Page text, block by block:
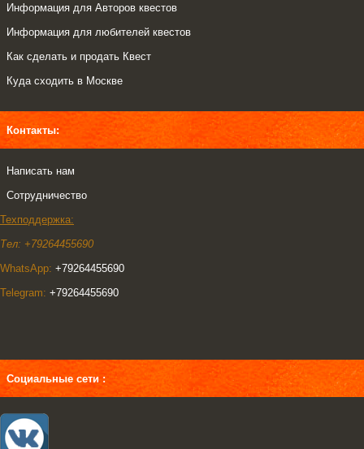
Информация для Авторов квестов
Информация для любителей квестов
Как сделать и продать Квест
Куда сходить в Москве
Контакты:
Написать нам
Сотрудничество
Техподдержка:
Тел: +79264455690
WhatsApp: +79264455690
Telegram: +79264455690
Социальные сети :